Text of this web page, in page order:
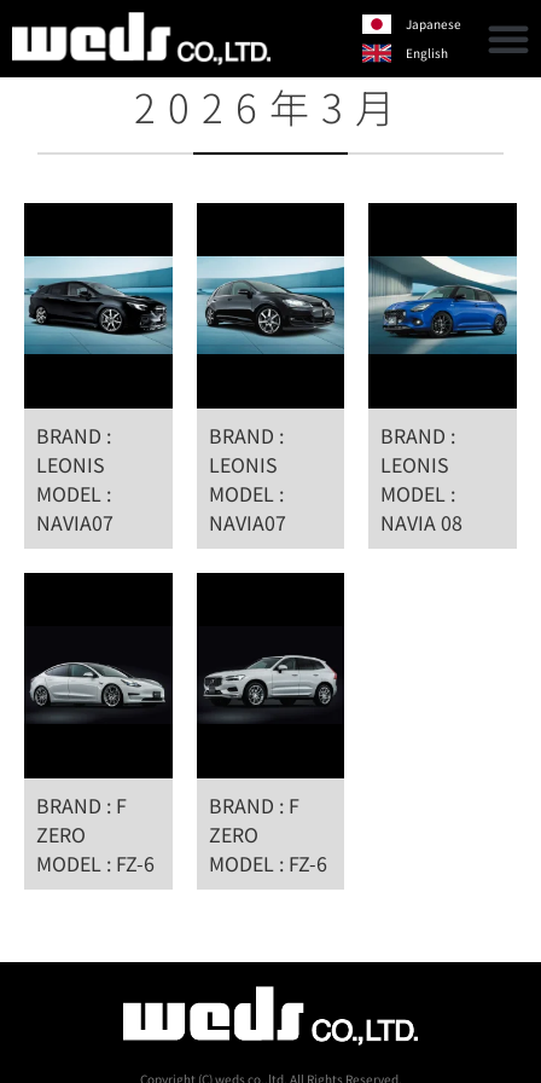
Japanese
English
2026年3月
BRAND :
LEONIS
MODEL :
NAVIA07
BRAND :
LEONIS
MODEL :
NAVIA07
BRAND :
LEONIS
MODEL :
NAVIA 08
BRAND : F
ZERO
MODEL : FZ-6
BRAND : F
ZERO
MODEL : FZ-6
Copyright (C) weds co.,ltd. All Rights Reserved.